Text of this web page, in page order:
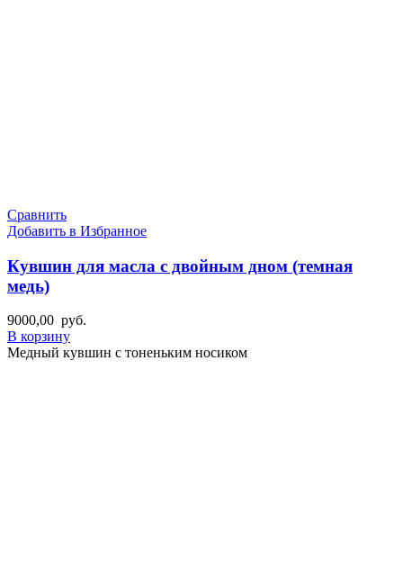
Сравнить
Добавить в Избранное
Кувшин для масла с двойным дном (темная
медь)
9000,00 руб.
В корзину
Медный кувшин с тоненьким носиком